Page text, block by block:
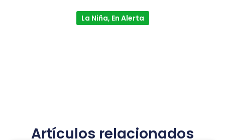
La Niña, En Alerta
Artículos relacionados